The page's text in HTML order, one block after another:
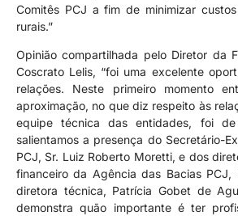
Comitês PCJ a fim de minimizar
rurais.”
Opinião compartilhada pelo Diretor da
Coscrato Lelis, “foi uma excelente
relações. Neste primeiro momento
aproximação, no que diz respeito às
equipe técnica das entidades, foi de
salientamos a presença do Secretário-
PCJ, Sr. Luiz Roberto Moretti, e dos
financeiro da Agência das Bacias PCJ,
diretora técnica, Patrícia Gobet de
demonstra quão importante é ter